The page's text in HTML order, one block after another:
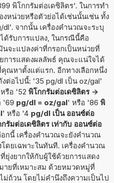
พิโกกรัมต่อเดซิลิตร'. ในการทำ
หน่วยหรือตัวย่อได้เช่นนั้นเช่น ทั้ง
จากนั้น เครื่องคำนวณจะระบุ
ด้รับการแปลง, ในกรณีนี้คือ
จะแปลงค่าที่กรอกเป็นหน่วยที่
การแสดงผลลัพธ์ คุณจะแน่ใจได้
ณหาตั้งแต่แรก. อีกทางเลือกหนึ่ง
ต่อไปนี้: '35 pg/dl เป็น oz/gal'
รือ '52 พิโกกรัมต่อเดซิลิตร ->
'69 pg/dl = oz/gal' หรือ '86 พิ
' หรือ '4 pg/dl เป็น ออนซ์ต่อ
รัมต่อเดซิลิตร เท่ากับ ออนซ์ต่อ
กนี้ เครื่องคำนวณจะยังคำนวณ
ดยเฉพาะในทันที. เครื่องคำนวณ
ยุ่งยากให้กับผู้ใช้ด้วยการแสดง
ายที่เหมาะสม ด้วยหมวดหมู่ที่
ถ้วน โดยไม่คำนึงถึงความเป็นไป